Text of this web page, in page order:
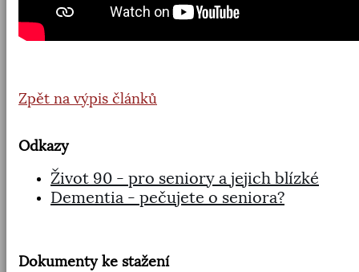
Zpět na výpis článků
Odkazy
Život 90 - pro seniory a jejich blízké
Dementia - pečujete o seniora?
Dokumenty ke stažení